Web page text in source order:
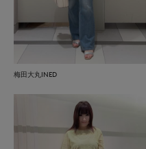
梅田大丸INED